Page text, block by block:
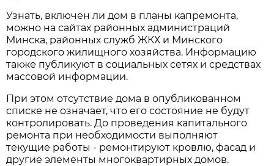
Узнать, включен ли дом в планы капремонта,
можно на сайтах районных администраций
Минска, районных служб ЖКХ и Минского
городского жилищного хозяйства. Информацию
также публикуют в социальных сетях и средствах
массовой информации.
При этом отсутствие дома в опубликованном
списке не означает, что его состояние не будут
контролировать. До проведения капитального
ремонта при необходимости выполняют
текущие работы - ремонтируют кровлю, фасад и
другие элементы многоквартирных домов.